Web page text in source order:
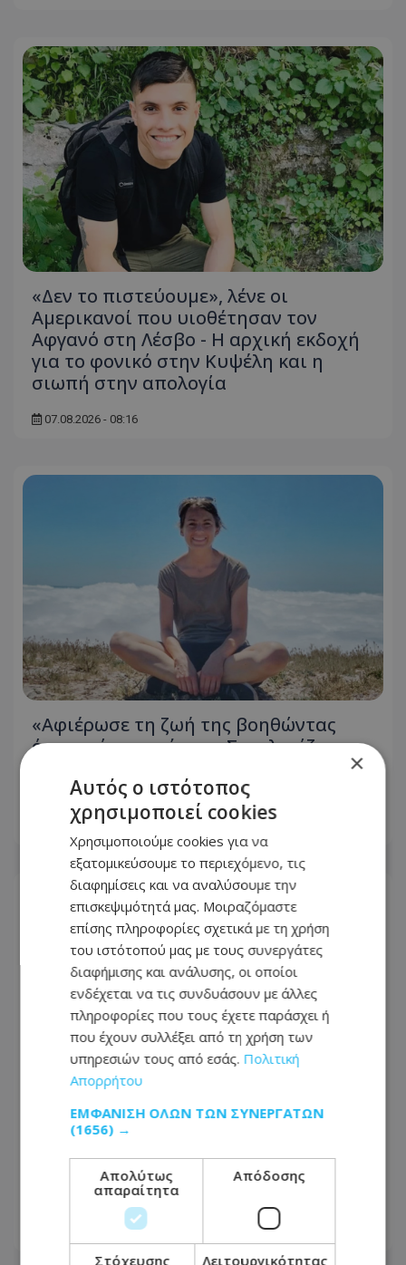
«Δεν το πιστεύουμε», λένε οι
Αμερικανοί που υιοθέτησαν τον
Αφγανό στη Λέσβο - Η αρχική εκδοχή
για το φονικό στην Κυψέλη και η
σιωπή στην απολογία
07.08.2026 - 08:16
«Αφιέρωσε τη ζωή της βοηθώντας
όσους είχαν ανάγκη»: Συγκλονίζει η
βρέθηκε νεκρή σε βαλίτσα
06.08.2026 - 22:54
Πώς έγινε η τραγωδία με την νεκρή
μητέρα στην Ελλάδα: Βούτηξε για να
βοηθήσει τη φίλη της και πνίγηκε, τα
παιδιά φώναζαν για βοήθεια
06.08.2026 - 21:41
×
Αυτός ο ιστότοπος
χρησιμοποιεί cookies
Χρησιμοποιούμε cookies για να
εξατομικεύσουμε το περιεχόμενο, τις
διαφημίσεις και να αναλύσουμε την
επισκεψιμότητά μας. Μοιραζόμαστε
επίσης πληροφορίες σχετικά με τη χρήση
του ιστότοπού μας με τους συνεργάτες
διαφήμισης και ανάλυσης, οι οποίοι
ενδέχεται να τις συνδυάσουν με άλλες
πληροφορίες που τους έχετε παράσχει ή
που έχουν συλλέξει από τη χρήση των
υπηρεσιών τους από εσάς. Πολιτική
Απορρήτου
ΕΜΦΆΝΙΣΗ ΌΛΩΝ ΤΩΝ ΣΥΝΕΡΓΑΤΏΝ
(1656) →
Απολύτως
απαραίτητα
Απόδοσης
Στόχευσης Λειτουργικότητας